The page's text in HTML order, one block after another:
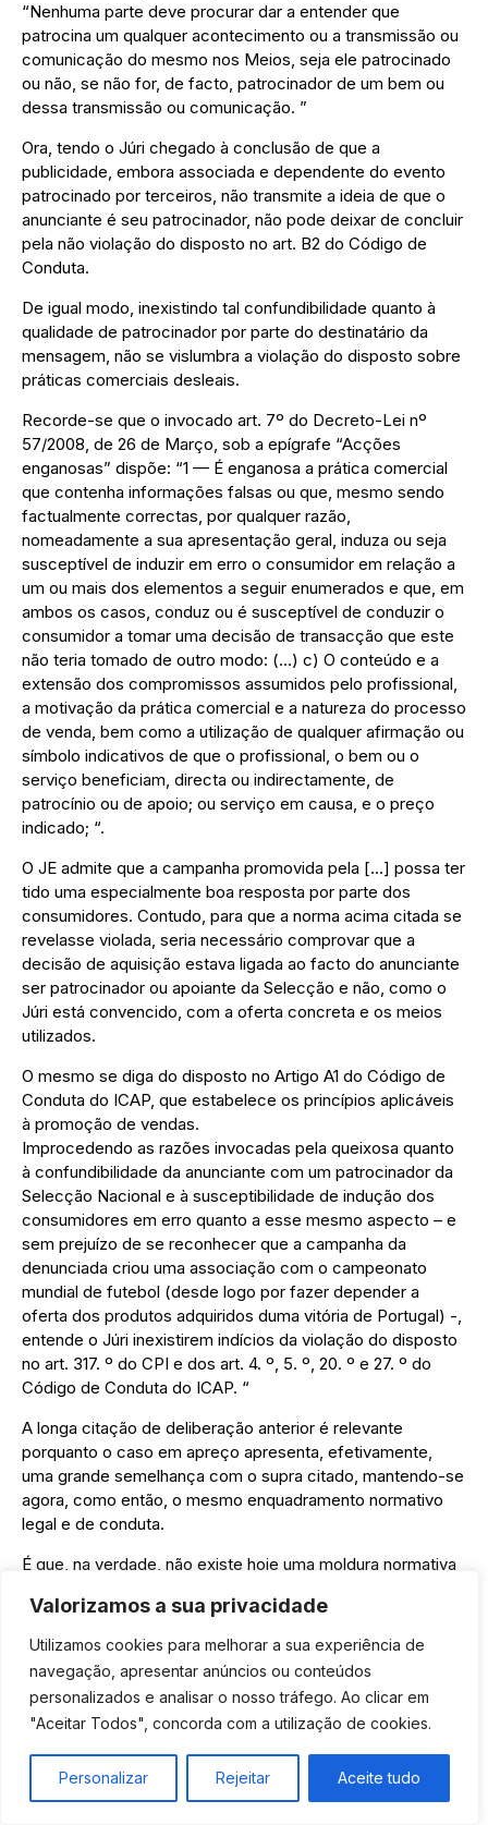
Valorizamos a sua privacidade
Utilizamos cookies para melhorar a sua experiência de
navegação, apresentar anúncios ou conteúdos
personalizados e analisar o nosso tráfego. Ao clicar em
"Aceitar Todos", concorda com a utilização de cookies.
Personalizar Rejeitar Aceite tudo
“Nenhuma parte deve procurar dar a entender que
patrocina um qualquer acontecimento ou a transmissão ou
comunicação do mesmo nos Meios, seja ele patrocinado
ou não, se não for, de facto, patrocinador de um bem ou
dessa transmissão ou comunicação. ”
Ora, tendo o Júri chegado à conclusão de que a
publicidade, embora associada e dependente do evento
patrocinado por terceiros, não transmite a ideia de que o
anunciante é seu patrocinador, não pode deixar de concluir
pela não violação do disposto no art. B2 do Código de
Conduta.
De igual modo, inexistindo tal confundibilidade quanto à
qualidade de patrocinador por parte do destinatário da
mensagem, não se vislumbra a violação do disposto sobre
práticas comerciais desleais.
Recorde-se que o invocado art. 7º do Decreto-Lei nº
57/2008, de 26 de Março, sob a epígrafe “Acções
enganosas” dispõe: “1 — É enganosa a prática comercial
que contenha informações falsas ou que, mesmo sendo
factualmente correctas, por qualquer razão,
nomeadamente a sua apresentação geral, induza ou seja
susceptível de induzir em erro o consumidor em relação a
um ou mais dos elementos a seguir enumerados e que, em
ambos os casos, conduz ou é susceptível de conduzir o
consumidor a tomar uma decisão de transacção que este
não teria tomado de outro modo: (…) c) O conteúdo e a
extensão dos compromissos assumidos pelo profissional,
a motivação da prática comercial e a natureza do processo
de venda, bem como a utilização de qualquer afirmação ou
símbolo indicativos de que o profissional, o bem ou o
serviço beneficiam, directa ou indirectamente, de
patrocínio ou de apoio; ou serviço em causa, e o preço
indicado; “.
O JE admite que a campanha promovida pela […] possa ter
tido uma especialmente boa resposta por parte dos
consumidores. Contudo, para que a norma acima citada se
revelasse violada, seria necessário comprovar que a
decisão de aquisição estava ligada ao facto do anunciante
ser patrocinador ou apoiante da Selecção e não, como o
Júri está convencido, com a oferta concreta e os meios
utilizados.
O mesmo se diga do disposto no Artigo A1 do Código de
Conduta do ICAP, que estabelece os princípios aplicáveis
à promoção de vendas.
Improcedendo as razões invocadas pela queixosa quanto
à confundibilidade da anunciante com um patrocinador da
Selecção Nacional e à susceptibilidade de indução dos
consumidores em erro quanto a esse mesmo aspecto – e
sem prejuízo de se reconhecer que a campanha da
denunciada criou uma associação com o campeonato
mundial de futebol (desde logo por fazer depender a
oferta dos produtos adquiridos duma vitória de Portugal) -,
entende o Júri inexistirem indícios da violação do disposto
no art. 317. º do CPI e dos art. 4. º, 5. º, 20. º e 27. º do
Código de Conduta do ICAP. “
A longa citação de deliberação anterior é relevante
porquanto o caso em apreço apresenta, efetivamente,
uma grande semelhança com o supra citado, mantendo-se
agora, como então, o mesmo enquadramento normativo
legal e de conduta.
É que, na verdade, não existe hoje uma moldura normativa
proteja os Patrocinadores – e, ou, determinadas e
concretas restrições à publicidade de bens ou eventos
patrocinados – para além do que resulta dos limites
impostos no Código de Conduta do ICAP e, dos
decorrentes dos princípios da licitude, da veracidade e da
livre e leal concorrência, sejam estes consignados naquele
ou na lei.
E no âmbito da ética publicitária, cumpre ao Júri questionar